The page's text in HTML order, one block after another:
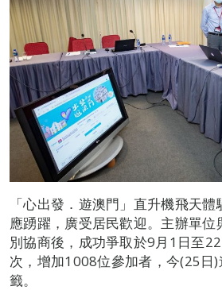
「心出發．遊澳門」直升機飛天
應踴躍，廣受居民歡迎。主辦單
別協商後，成功爭取於9月1日至
次，增加1008位參加者，今(25日
籤。